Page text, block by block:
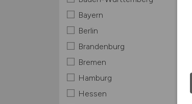
Bayern
Berlin
Brandenburg
Bremen
Hamburg
Hessen